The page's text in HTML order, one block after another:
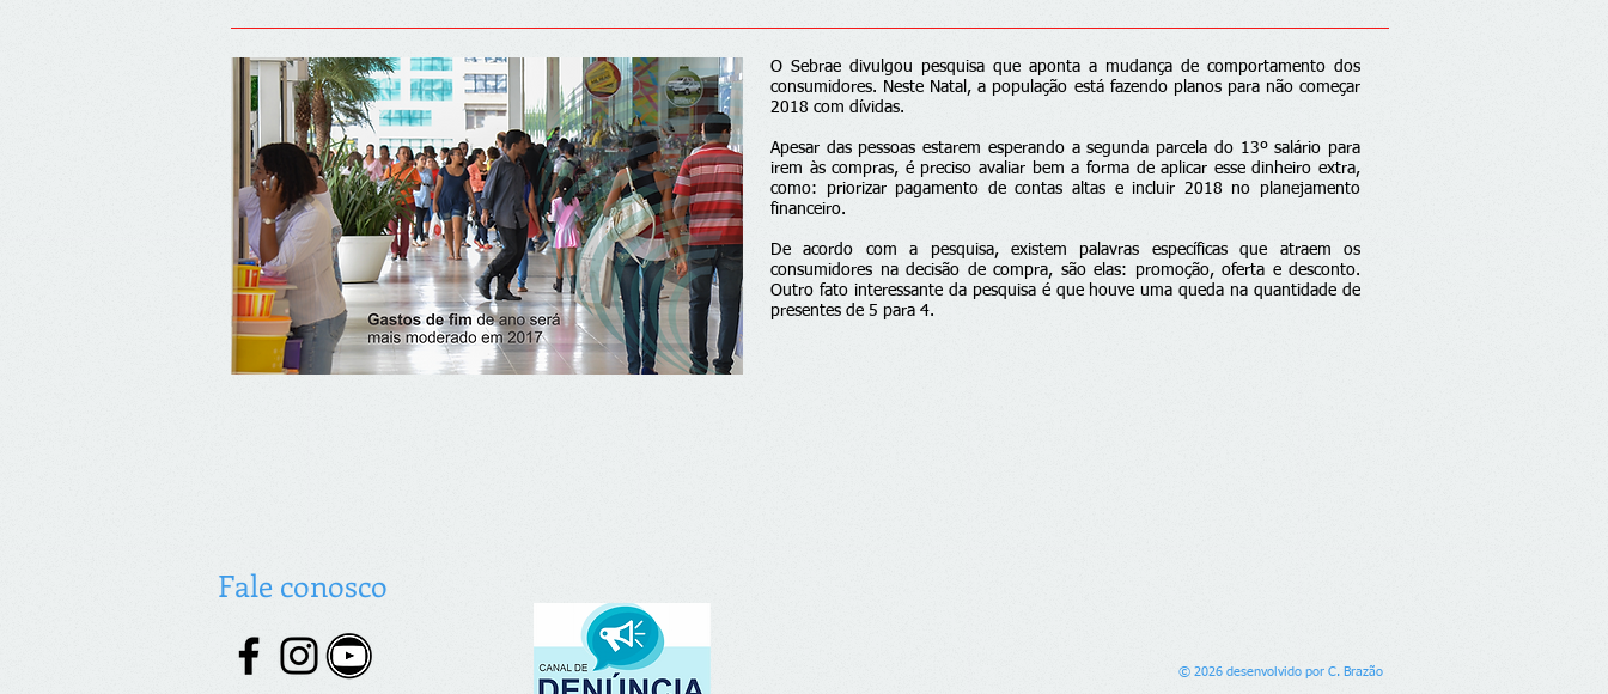
O Sebrae divulgou pesquisa que aponta a mudança de comportamento dos
consumidores. Neste Natal, a população está fazendo planos para não começar
2018 com dívidas.
Apesar das pessoas estarem esperando a segunda parcela do 13º salário para
irem às compras, é preciso avaliar bem a forma de aplicar esse dinheiro extra,
como: priorizar pagamento de contas altas e incluir 2018 no planejamento
financeiro.
De acordo com a pesquisa, existem palavras específicas que atraem os
consumidores na decisão de compra, são elas: promoção, oferta e desconto.
Outro fato interessante da pesquisa é que houve uma queda na quantidade de
presentes de 5 para 4.
Fale conosco
© 2026 desenvolvido por C. Brazão